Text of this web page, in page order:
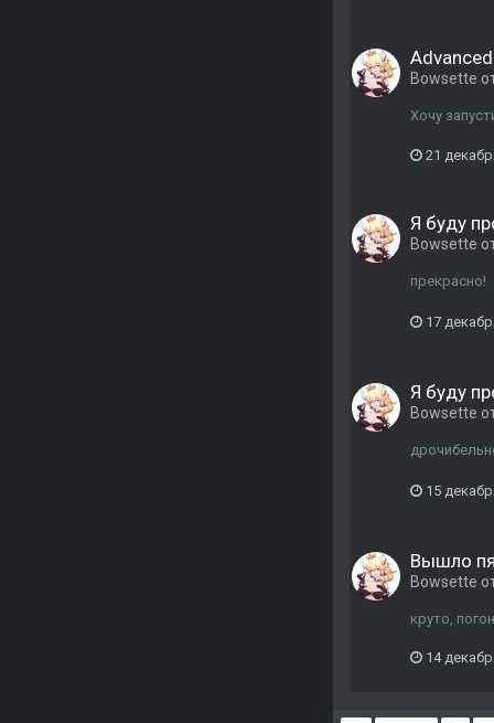
Bowsette
Хочу
21
Я буду
Bowsette
прекрасно!
17
Я буду
Bowsette
15
Вышло
Bowsette
круто,
14